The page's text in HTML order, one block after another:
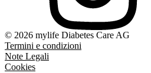
© 2026 mylife Diabetes Care AG
Termini e condizioni
Note Legali
Cookies